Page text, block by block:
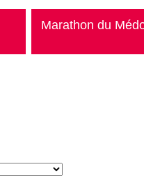
Marathon du